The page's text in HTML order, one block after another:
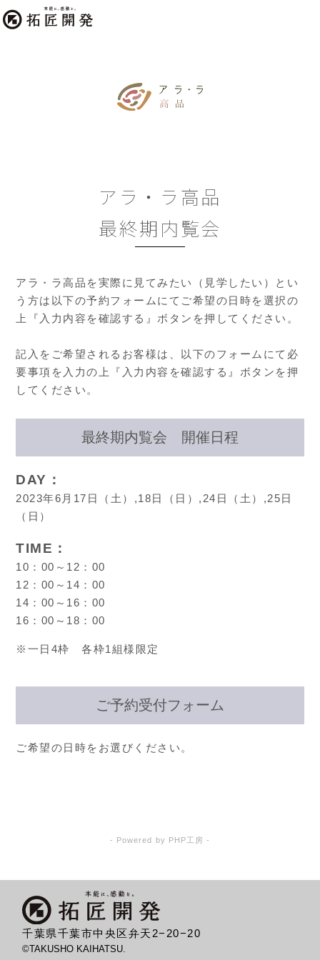
アラ・ラ高品
最終期内覧会
アラ・ラ高品を実際に見てみたい（見学したい）とい
う方は以下の予約フォームにてご希望の日時を選択の
上『入力内容を確認する』ボタンを押してください。
記入をご希望されるお客様は、以下のフォームにて必
要事項を入力の上『入力内容を確認する』ボタンを押
してください。
最終期内覧会 開催日程
DAY：
2023年6月17日（土）,18日（日）,24日（土）,25日
（日）
TIME：
10：00～12：00
12：00～14：00
14：00～16：00
16：00～18：00
※一日4枠 各枠1組様限定
ご予約受付フォーム
ご希望の日時をお選びください。
- Powered by PHP工房 -
千葉県千葉市中央区弁天2−20−20
©TAKUSHO KAIHATSU.